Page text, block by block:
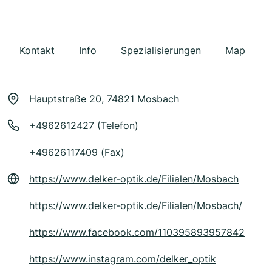
Kontakt Info Spezialisierungen Map
Hauptstraße 20, 74821 Mosbach
+4962612427 (Telefon)
+49626117409 (Fax)
https://www.delker-optik.de/Filialen/Mosbach
https://www.delker-optik.de/Filialen/Mosbach/
https://www.facebook.com/110395893957842
https://www.instagram.com/delker_optik